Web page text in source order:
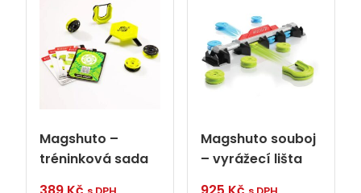
Magshuto –
tréninková sada
Magshuto souboj
– vyrážecí lišta